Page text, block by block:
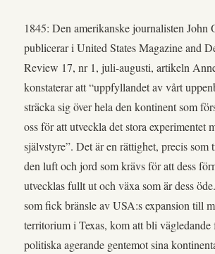
1845: Den amerikanske journalisten John
publicerar i United States Magazine and
Review 17, nr 1, juli-augusti, artikeln
konstaterar att “uppfyllandet av vårt
sträcka sig över hela den kontinent som
oss för att utveckla det stora experimentet
självstyre”. Det är en rättighet, precis som
den luft och jord som krävs för att dess
utvecklas fullt ut och växa som är dess
som fick bränsle av USA:s expansion till
territorium i Texas, kom att bli
politiska agerande gentemot sina